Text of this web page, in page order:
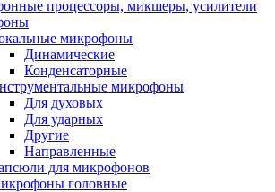
процессоры, микшеры, усилители
микрофоны
Динамические
Конденсаторные
микрофоны
Для духовых
Для ударных
Другие
Направленные
для микрофонов
головные